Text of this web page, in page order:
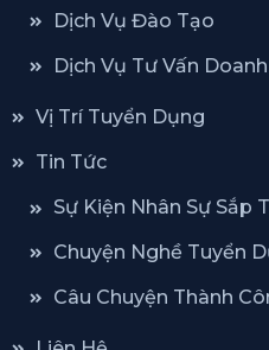
Dịch Vụ Đào Tạo
Dịch Vụ Tư Vấn
Vị Trí Tuyển Dụng
Tin Tức
Sự Kiện Nhân Sự Sắp
Chuyện Nghề Tuyển
Câu Chuyện Thành